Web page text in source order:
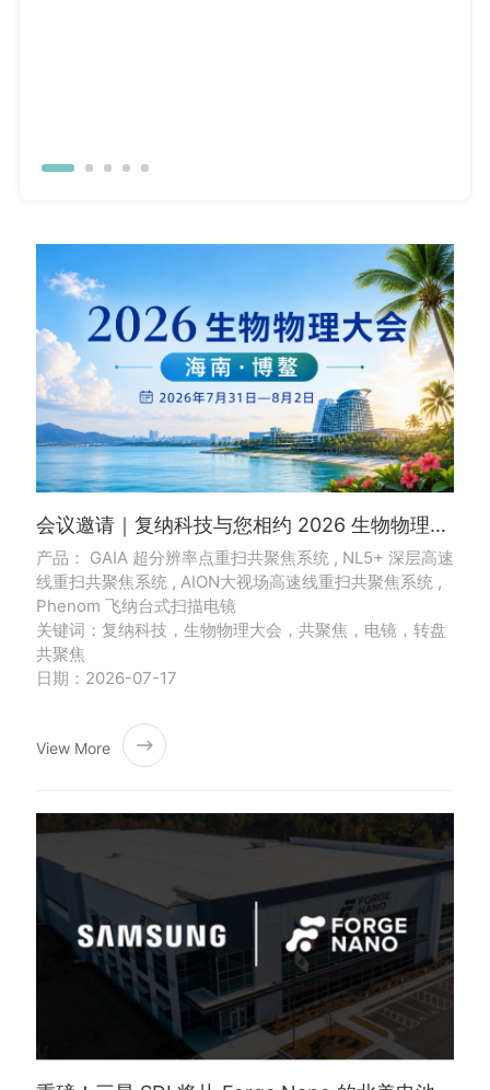
会议邀请｜复纳科技与您相约 2026 生物物理大会
产品： GAIA 超分辨率点重扫共聚焦系统 , NL5+ 深层高速
线重扫共聚焦系统 , AION大视场高速线重扫共聚焦系统 ,
Phenom 飞纳台式扫描电镜
关键词：复纳科技，生物物理大会，共聚焦，电镜，转盘
共聚焦
日期：2026-07-17
View More